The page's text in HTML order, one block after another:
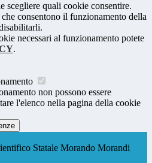
scegliere quali cookie consentire.
consentono il funzionamento della
necessari al funzionamento potete
.
non possono essere
l'elenco nella pagina della cookie
Statale Morando Morandi